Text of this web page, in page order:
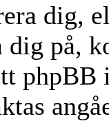
dig,
dig på,